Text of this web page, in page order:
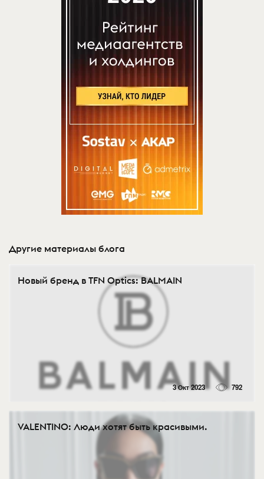
Другие материалы блога
Новый бренд в TFN Optics: BALMAIN
3 Окт 2023 792
VALENTINO: Люди хотят быть красивыми.